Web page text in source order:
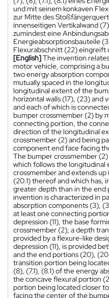
und mit seinem konkaven
zur Mitte des
innenseitigen Vertikalwand
zumindest eine
Energieabsorptionsbauteile
Flexurabschnitt (22) eingreift
[English]The invention
motor vehicle, comprising a
two energy absorption
mutually spaced in the
longitudinal extent of the
horizontal walls (17), (23) and
and each of which is
bumper crossmember (2) by
connecting portion, the
direction of the longitudinal
crossmember (2) and being
component end face facing
The bumper crossmember (2)
which follows the
crossmember and extends
(20.1) thereof and which has,
greater depth than in the end
invention is characterized in
absorption components (3),
at least one connecting
depression (11), the base
crossmember (2); a depth
provided by a flexure-like
depression (11), is provided
and the end portions (20),
transition portion being
(8), (7.1), (8.1) of the energy
the concave flexural portion
portion being located closer
facing the center of the